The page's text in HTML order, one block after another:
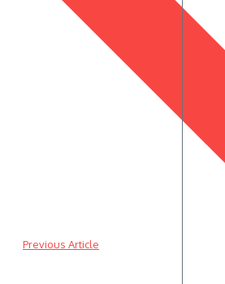
Previous Article